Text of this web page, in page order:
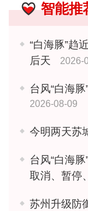
智能推
“白海豚”趋
后天
2026-
台风“白海
2026-08-09
今明两天苏
台风“白海
取消、暂停
苏州升级防